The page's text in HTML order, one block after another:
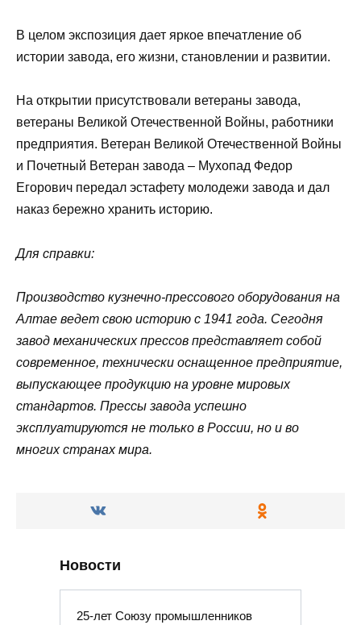
В целом экспозиция дает яркое впечатление об
истории завода, его жизни, становлении и развитии.
На открытии присутствовали ветераны завода,
ветераны Великой Отечественной Войны, работники
предприятия. Ветеран Великой Отечественной Войны
и Почетный Ветеран завода – Мухопад Федор
Егорович передал эстафету молодежи завода и дал
наказ бережно хранить историю.
Для справки:
Производство кузнечно-прессового оборудования на
Алтае ведет свою историю с 1941 года. Сегодня
завод механических прессов представляет собой
современное, технически оснащенное предприятие,
выпускающее продукцию на уровне мировых
стандартов. Прессы завода успешно
эксплуатируются не только в России, но и во
многих странах мира.
Новости
25-лет Союзу промышленников